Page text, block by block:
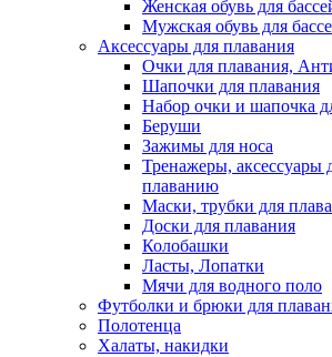
Женская обувь для
Мужская обувь для
Аксессуары для плавания
Очки для плавания,
Шапочки для плавания
Набор очки и шапочка
Беруши
Зажимы для носа
Тренажеры, аксессуары
плаванию
Маски, трубки для
Доски для плавания
Колобашки
Ласты, Лопатки
Мячи для водного поло
Футболки и брюки для
Полотенца
Халаты, накидки